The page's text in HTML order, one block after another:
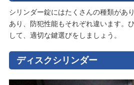
シリンダー錠にはたくさんの種類があ
あり、防犯性能もそれぞれ違います。
して、適切な鍵選びをしましょう。
ディスクシリンダー